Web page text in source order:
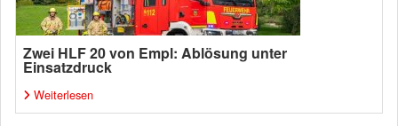
Zwei HLF 20 von Empl: Ablösung unter
Einsatzdruck
Weiterlesen